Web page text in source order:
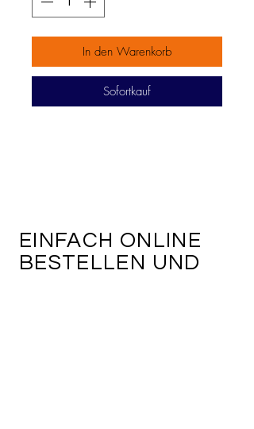
In den Warenkorb
Sofortkauf
EINFACH ONLINE
BESTELLEN UND